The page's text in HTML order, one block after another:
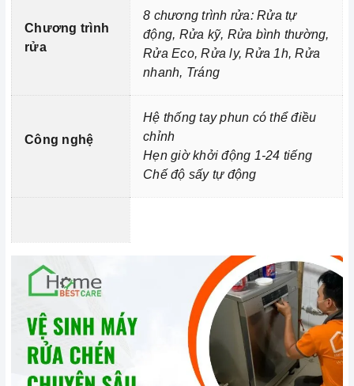
Vận chuyển lắp đặt nhanh chóng:
Đội ngũ tư vấn
viên, nhân viên và kỹ thuật viên chuyên nghiệp, tận tâm
sẽ đồng hành cùng quý khách trong quá trình mua sắm
và sử dụng sản phẩm.
Đến với Home Best, chúng tôi tự hào cung cấp đến
khách hàng đa dạng các dòng
chén MALLOCA
nổi tiếng, cam kết về chất lượng và
nguồn gốc sản phẩm chính hãng. Chúng tôi tự tin mang
đến cho quý khách hàng dịch vụ chăm sóc khách hàng
tận tâm và chính sách bảo hành, hậu mãi chuyên nghiệp
nhất.
Xem thêm tại đây: Home Best Care - Trung tâm bảo trì,
Chương trình
rửa
8 chương trình rửa: Rửa tự
động, Rửa kỹ, Rửa bình thường,
Rửa Eco, Rửa ly, Rửa 1h, Rửa
nhanh, Tráng
Công nghệ
Hệ thống tay phun có thể điều
chỉnh
Hẹn giờ khởi động 1-24 tiếng
Chế độ sấy tự động